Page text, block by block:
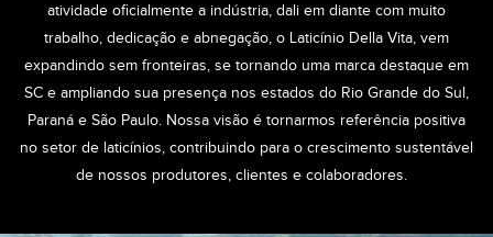
atividade oficialmente a indústria, dali em diante com muito
trabalho, dedicação e abnegação, o Laticínio Della Vita, vem
expandindo sem fronteiras, se tornando uma marca destaque em
SC e ampliando sua presença nos estados do Rio Grande do Sul,
Paraná e São Paulo. Nossa visão é tornarmos referência positiva
no setor de laticínios, contribuindo para o crescimento sustentável
de nossos produtores, clientes e colaboradores.